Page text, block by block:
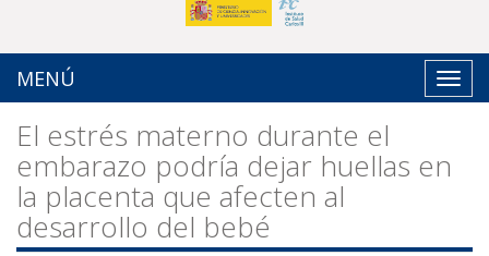
MENÚ
El estrés materno durante el
embarazo podría dejar huellas en
la placenta que afecten al
desarrollo del bebé